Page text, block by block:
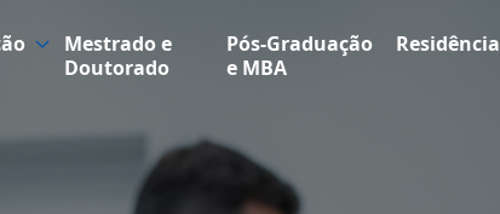
Mestrado e
Doutorado
Pós-Graduação
e MBA
Residência